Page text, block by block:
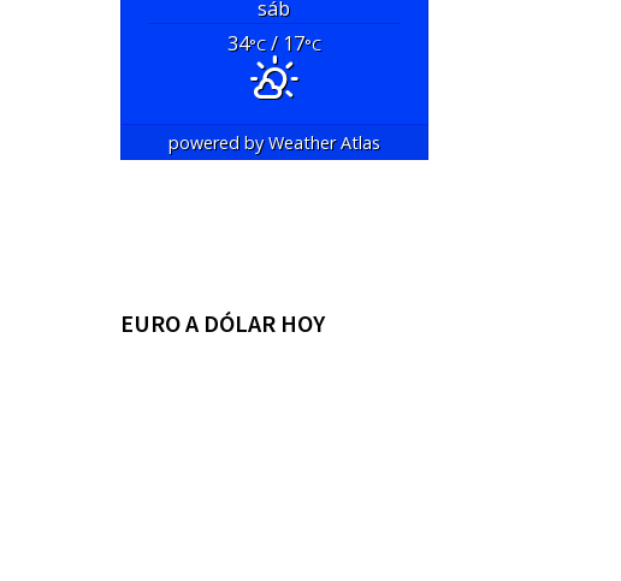
sáb
34°C/ 17°C
powered byWeather Atlas
EURO A DÓLAR HOY